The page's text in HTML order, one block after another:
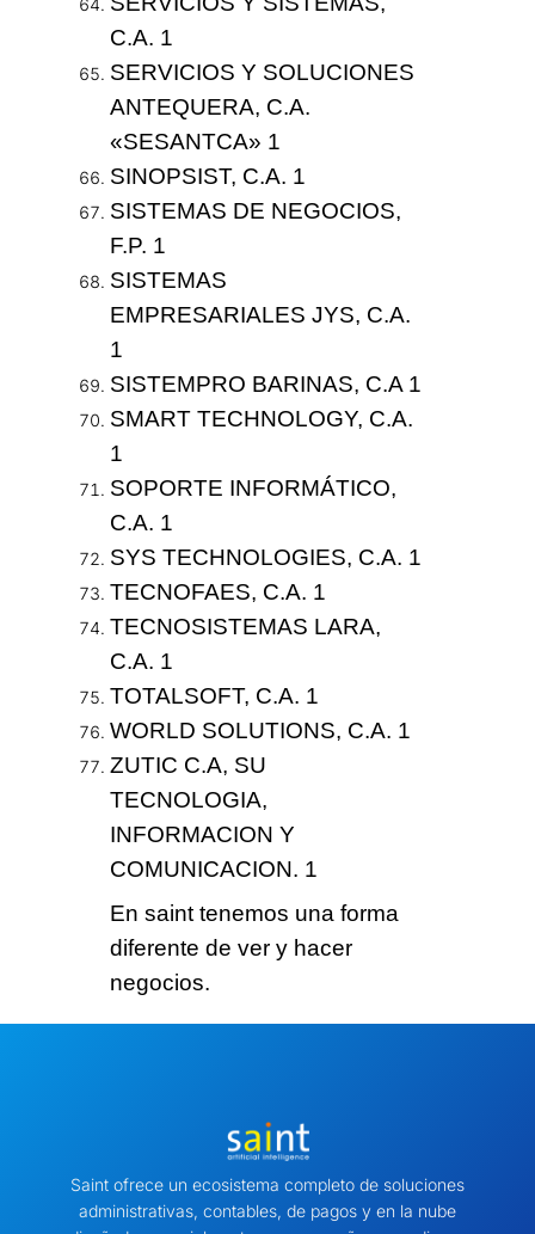
C.A. 1
SERVICIOS Y SOLUCIONES
ANTEQUERA, C.A.
«SESANTCA» 1
SINOPSIST, C.A. 1
SISTEMAS DE NEGOCIOS,
F.P. 1
SISTEMAS
EMPRESARIALES JYS, C.A.
1
SISTEMPRO BARINAS, C.A 1
SMART TECHNOLOGY, C.A.
1
SOPORTE INFORMÁTICO,
C.A. 1
SYS TECHNOLOGIES, C.A. 1
TECNOFAES, C.A. 1
TECNOSISTEMAS LARA,
C.A. 1
TOTALSOFT, C.A. 1
WORLD SOLUTIONS, C.A. 1
ZUTIC C.A, SU
TECNOLOGIA,
INFORMACION Y
COMUNICACION. 1
En saint tenemos una forma
diferente de ver y hacer
negocios.
Saint ofrece un ecosistema completo de soluciones
administrativas, contables, de pagos y en la nube